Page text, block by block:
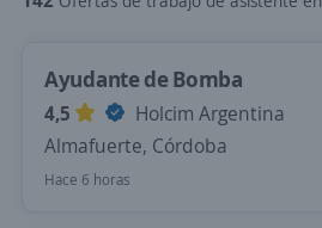
Ayudante de Bomba
4,5
Holcim Argentina
Almafuerte, Córdoba
Hace 6 horas